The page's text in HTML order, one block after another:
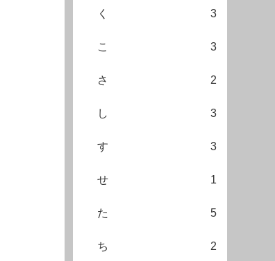
く 3
こ 3
さ 2
し 3
す 3
せ 1
た 5
ち 2